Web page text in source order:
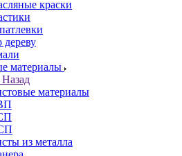
краски
дереву
материалы
Назад
материалы
из металла